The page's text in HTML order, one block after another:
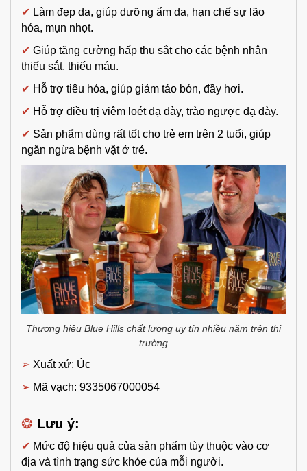
✔ Làm đẹp da, giúp dưỡng ẩm da, hạn chế sự lão
hóa, mụn nhọt.
✔ Giúp tăng cường hấp thu sắt cho các bệnh nhân
thiếu sắt, thiếu máu.
✔ Hỗ trợ tiêu hóa, giúp giảm táo bón, đầy hơi.
✔ Hỗ trợ điều trị viêm loét dạ dày, trào ngược dạ dày.
✔ Sản phẩm dùng rất tốt cho trẻ em trên 2 tuổi, giúp
ngăn ngừa bệnh vặt ở trẻ.
Thương hiệu Blue Hills chất lượng uy tín nhiều năm trên thị
trường
➢ Xuất xứ: Úc
➢ Mã vạch: 9335067000054
❂ Lưu ý:
✔ Mức độ hiệu quả của sản phẩm tùy thuộc vào cơ
địa và tình trạng sức khỏe của mỗi người.